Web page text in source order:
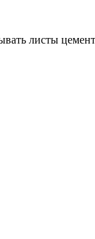
листы